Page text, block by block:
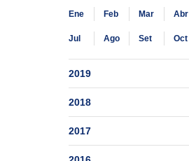
Ene Feb Mar Abr
Jul Ago Set Oct
2019
2018
2017